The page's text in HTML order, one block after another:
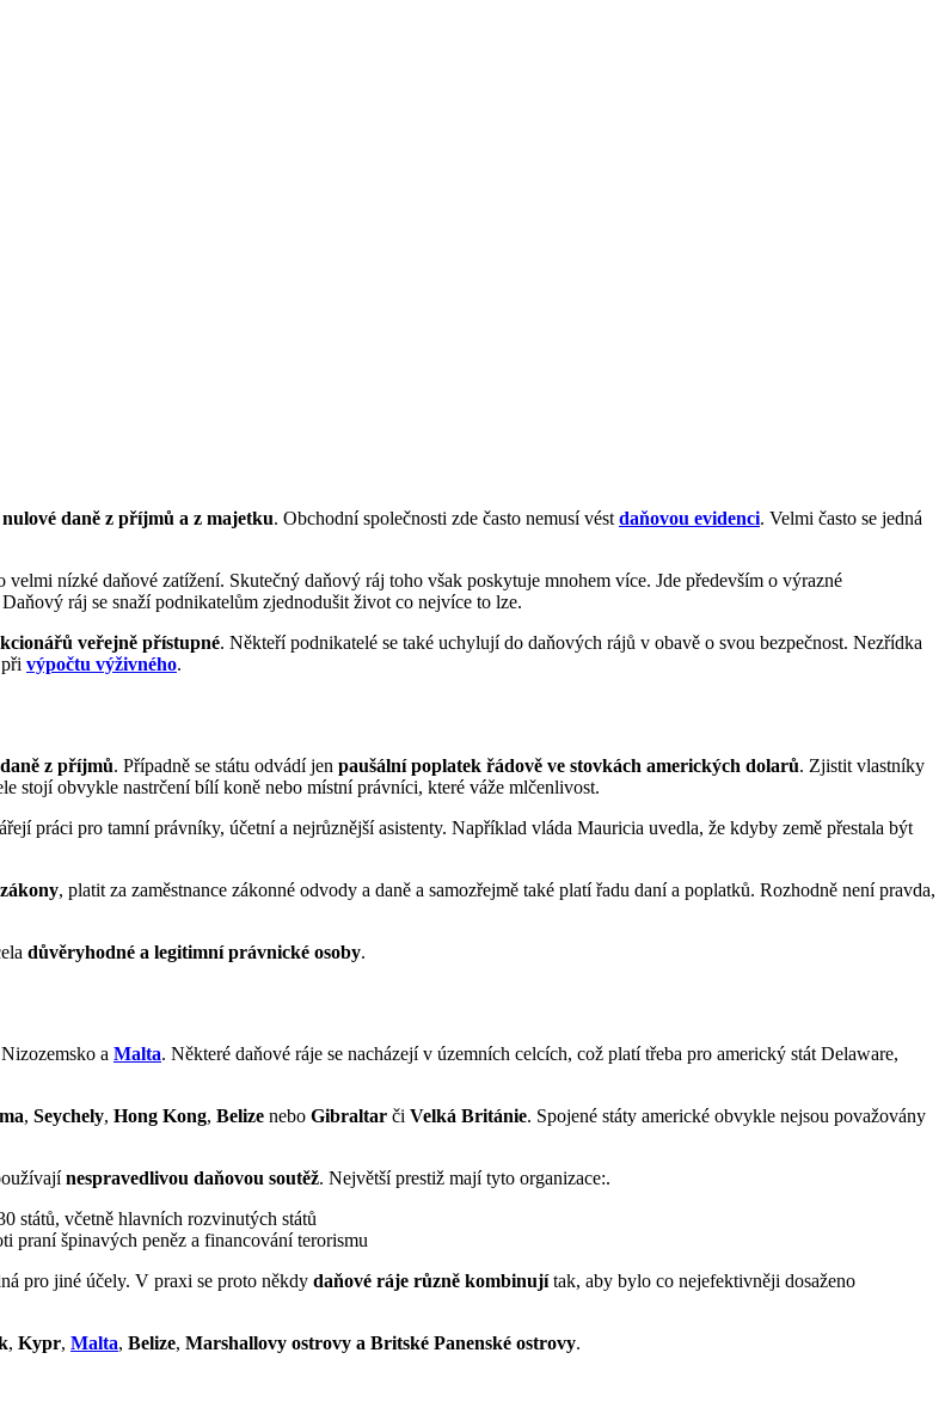
daně z příjmů a z majetku. Obchodní společnosti zde často nemusí vést daňovou evidenci. Velmi často se jedná
nízké daňové zatížení. Skutečný daňový ráj toho však poskytuje mnohem více. Jde především o výrazné
ráj se snaží podnikatelům zjednodušit život co nejvíce to lze.
veřejně přístupné. Někteří podnikatelé se také uchylují do daňových rájů v obavě o svou bezpečnost. Nezřídka
výpočtu výživného.
z příjmů. Případně se státu odvádí jen paušální poplatek řádově ve stovkách amerických dolarů. Zjistit vlastníky
stojí obvykle nastrčení bílí koně nebo místní právníci, které váže mlčenlivost.
práci pro tamní právníky, účetní a nejrůznější asistenty. Například vláda Mauricia uvedla, že kdyby země přestala být
, platit za zaměstnance zákonné odvody a daně a samozřejmě také platí řadu daní a poplatků. Rozhodně není pravda,
důvěryhodné a legitimní právnické osoby.
a Malta. Některé daňové ráje se nacházejí v územních celcích, což platí třeba pro americký stát Delaware,
, Seychely, Hong Kong, Belize nebo Gibraltar či Velká Británie. Spojené státy americké obvykle nejsou považovány
nespravedlivou daňovou soutěž. Největší prestiž mají tyto organizace:.
států, včetně hlavních rozvinutých států
praní špinavých peněz a financování terorismu
pro jiné účely. V praxi se proto někdy daňové ráje různě kombinujítak, aby bylo co nejefektivněji dosaženo
, Kypr, Malta, Belize, Marshallovy ostrovy a Britské Panenské ostrovy.